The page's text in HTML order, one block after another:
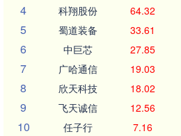
4 科翔股份 64.32
5 蜀道装备 33.61
6 中巨芯 27.85
7 广哈通信 19.03
8 欣天科技 18.02
9 飞天诚信 12.56
10 任子行 7.16